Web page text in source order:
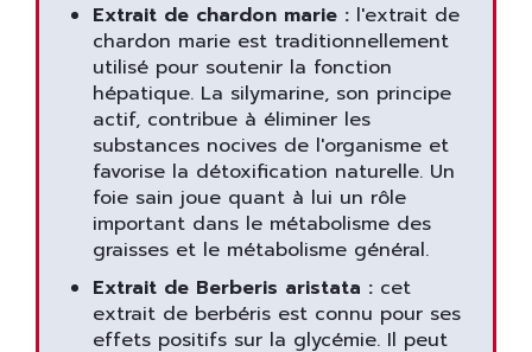
Extrait de chardon marie : l'extrait de
chardon marie est traditionnellement
utilisé pour soutenir la fonction
hépatique. La silymarine, son principe
actif, contribue à éliminer les
substances nocives de l'organisme et
favorise la détoxification naturelle. Un
foie sain joue quant à lui un rôle
important dans le métabolisme des
graisses et le métabolisme général.
Extrait de Berberis aristata : cet
extrait de berbéris est connu pour ses
effets positifs sur la glycémie. Il peut